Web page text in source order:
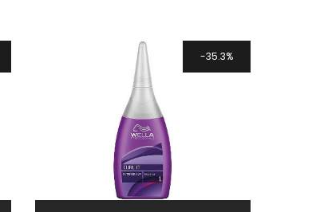
35.3%